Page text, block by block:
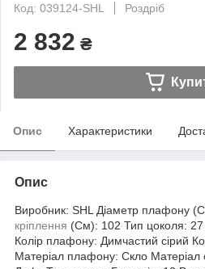
Код: 039124-SHL
Роздріб
2 832 ₴
Опис Характеристики
Опис
Виробник: SHL Діаметр плафону
кріплення (См): 102 Тип цоколя:
Колір плафону: Димчастий сірий
Матеріал плафону: Скло